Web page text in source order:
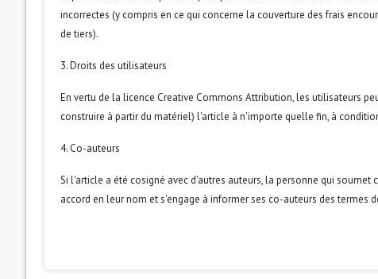
incorrectes (y compris en ce qui concerne la couverture des frais
de tiers).
3. Droits des utilisateurs
En vertu de la licence Creative Commons Attribution, les utilisateurs
construire à partir du matériel) l'article à n'importe quelle fin, à
4. Co-auteurs
Si l'article a été cosigné avec d'autres auteurs, la personne qui
accord en leur nom et s'engage à informer ses co-auteurs des termes